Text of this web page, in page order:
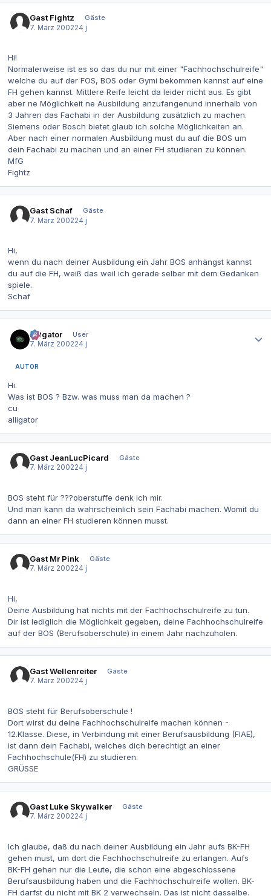
Gast Fightz
Gäste
7. März 200224 j
Hi!
Normalerweise ist es so das du nur mit einer "Fachhochschulreife"
welche du auf der FOS, BOS oder Gymi bekommen kannst auf eine
FH gehen kannst. Mittlere Reife leicht da leider nicht aus. Es gibt
aber ne Möglichkeit ne Ausbildung anzufangenund innerhalb von
3 Jahren das Fachabi in der Ausbildung zusätzlich zu machen.
Siemens oder Bosch bietet glaub ich solche Möglichkeiten an.
Aber nach einer normalen Ausbildung must du auf die BOS um
dein Fachabi zu machen und an einer FH studieren zu können.
MfG
Fightz
Gast Schaf
Gäste
7. März 200224 j
Hi,
wenn du nach deiner Ausbildung ein Jahr BOS anhängst kannst
du auf die FH, weiß das weil ich gerade selber mit dem Gedanken
spiele.
Schaf
alligator
User
7. März 200224 j
AUTOR
Hi.
Was ist BOS ? Bzw. was muss man da machen ?
cu
alligator
Gast JeanLucPicard
Gäste
7. März 200224 j
BOS steht für ???oberstuffe denk ich mir.
Und man kann da wahrscheinlich sein Fachabi machen. Womit du
dann an einer FH studieren können musst.
Gast Mr Pink
Gäste
7. März 200224 j
Hi,
Deine Ausbildung hat nichts mit der Fachhochschulreife zu tun.
Dir ist lediglich die Möglichkeit gegeben, deine Fachhochschulreife
auf der BOS (Berufsoberschule) in einem Jahr nachzuholen.
Gast Wellenreiter
Gäste
7. März 200224 j
BOS steht für Berufsoberschule !
Dort wirst du deine Fachhochschulreife machen können -
12.Klasse. Diese, in Verbindung mit einer Berufsausbildung (FIAE),
ist dann dein Fachabi, welches dich berechtigt an einer
Fachhochschule(FH) zu studieren.
GRÜSSE
Gast Luke Skywalker
Gäste
7. März 200224 j
Ich glaube, daß du nach deiner Ausbildung ein Jahr aufs BK-FH
gehen must, um dort die Fachhochschulreife zu erlangen. Aufs
BK-FH gehen nur die Leute, die schon eine abgeschlossene
Berufsausbildung haben und die Fachhochschulreife wollen. BK-
FH darfst du nicht mit BK 2 verwechseln. Das ist nicht dasselbe.